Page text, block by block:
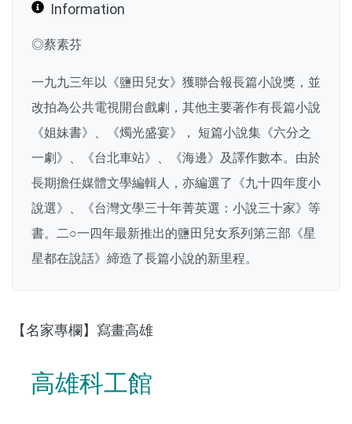
Information
◎蔡素芬
一九九三年以《鹽田兒女》獲聯合報長篇小說獎，並
改拍為公共電視開台戲劇，其他主要著作有長篇小說
《姐妹書》、《燭光盛宴》， 短篇小說集《六分之
一劇》、《台北車站》、《海邊》及譯作數本。由於
長期擔任媒體文學編輯人，亦編選了《九十四年度小
說選》、《台灣文學三十年菁英選：小說三十家》等
書。二○一四年最新推出的鹽田兒女系列第三部《星
星都在說話》締造了長篇小說的新里程。
【名家專欄】寫畫高雄
高雄科工館